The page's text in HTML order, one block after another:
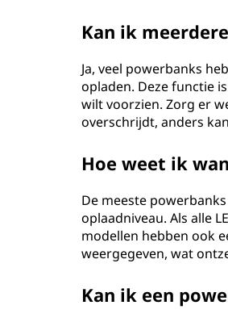
Kan ik
Ja, veel powerbanks
opladen. Deze functie
wilt voorzien. Zorg er
overschrijdt, anders
Hoe weet ik
De meeste
oplaadniveau. Als alle
modellen hebben ook
weergegeven, wat
Kan ik een